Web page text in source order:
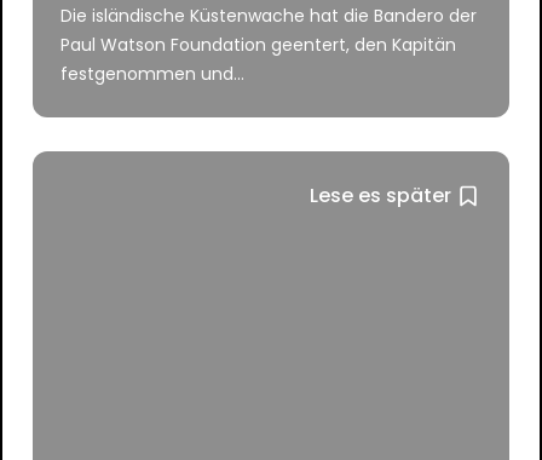
Die isländische Küstenwache hat die Bandero der
Paul Watson Foundation geentert, den Kapitän
festgenommen und...
Lese es später